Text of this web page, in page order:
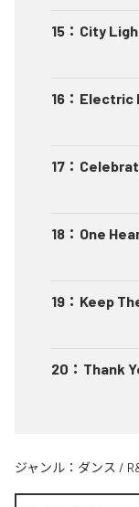
15 ： City
16 ： Electric
17 ：
18 ： One
19 ： Keep
20 ： Thank
ジャンル： ダンス /